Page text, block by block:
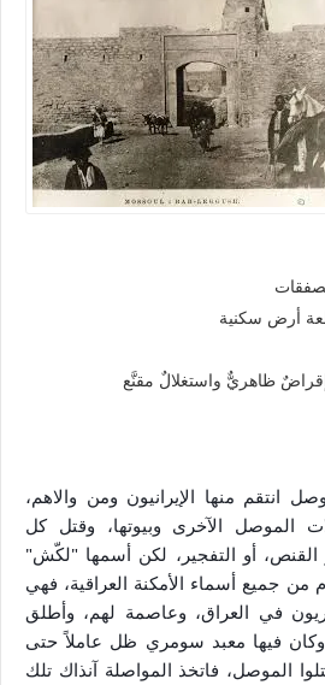
أرض سكنية
إقراضٌ ظاهريٌّ واستغلالٌ مقنَّع
منها الإيرانيون ومن والاهم،
الموصل الآخرى وبيوتها، وقتل كل
أو التفجير، لكن أسمها "لكّش"
من جميع أسماء الأمكنة العراقية، فهي
في العراق، وعاصمة لهم، وأطلق
وكان فيها معبد سومري ظل عاملاً حتى
الموصل، فاتخذ المواصلة آنذاك تلك